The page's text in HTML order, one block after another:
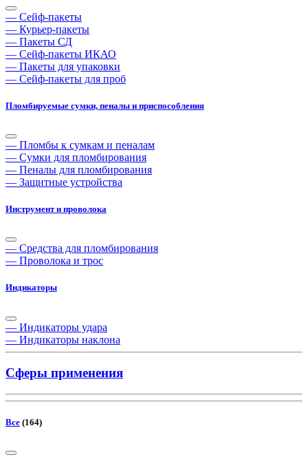
— Сейф-пакеты
— Курьер-пакеты
— Пакеты СД
— Сейф-пакеты ИКАО
— Пакеты для упаковки
— Сейф-пакеты для проб
Пломбируемые сумки, пеналы и приспособления
— Пломбы к сумкам и пеналам
— Сумки для пломбирования
— Пеналы для пломбирования
— Защитные устройства
Инструмент и проволока
— Средства для пломбирования
— Проволока и трос
Индикаторы
— Индикаторы удара
— Индикаторы наклона
Сферы применения
Все (164)